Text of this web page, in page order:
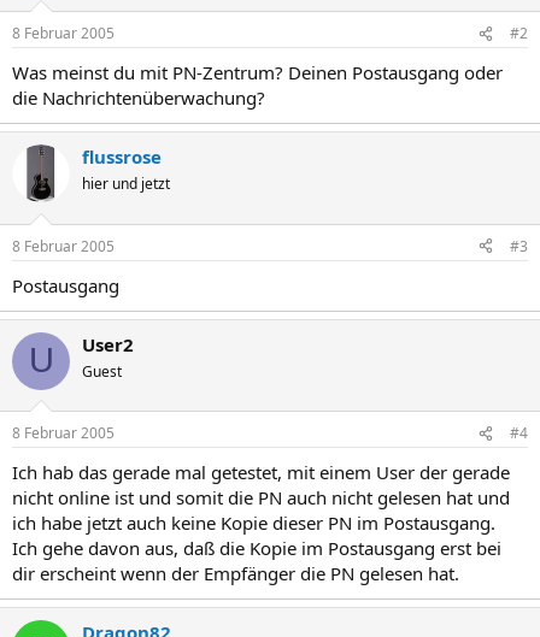
8 Februar 2005 #2
Was meinst du mit PN-Zentrum? Deinen Postausgang oder
die Nachrichtenüberwachung?
flussrose
hier und jetzt
8 Februar 2005 #3
Postausgang
U User2
Guest
8 Februar 2005 #4
Ich hab das gerade mal getestet, mit einem User der gerade
nicht online ist und somit die PN auch nicht gelesen hat und
ich habe jetzt auch keine Kopie dieser PN im Postausgang.
Ich gehe davon aus, daß die Kopie im Postausgang erst bei
dir erscheint wenn der Empfänger die PN gelesen hat.
Dragon82